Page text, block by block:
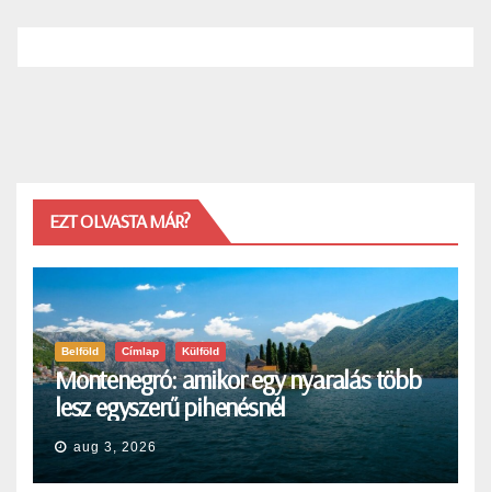
EZT OLVASTA MÁR?
Belföld Címlap Külföld
Montenegró: amikor egy nyaralás több
lesz egyszerű pihenésnél
aug 3, 2026